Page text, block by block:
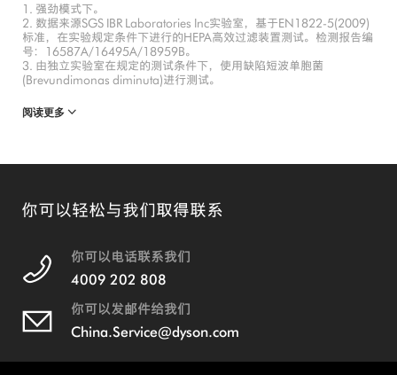
1. 强劲模式下。
2. 数据来源SGS IBR Laboratories Inc实验室，基于EN1822-5(2009)
标准，在实验规定条件下进行的HEPA高效过滤装置测试。检测报告编
号：16587A/16495A/18959B。
3. 由独立实验室在规定的测试条件下，使用缺陷短波单胞菌
(Brevundimonas diminuta)进行测试。
阅读更多
你可以轻松与我们取得联系
你可以电话联系我们
4009 202 808
你可以发邮件给我们
China.Service@dyson.com